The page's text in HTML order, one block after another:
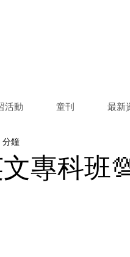
活動 童刊 最新
專科班
分鐘